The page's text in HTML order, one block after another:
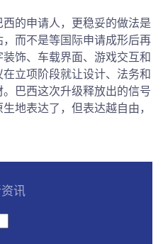
的申请人，更稳妥的做法是
而不是等国际申请成形后再
饰、车载界面、游戏交互和
立项阶段就让设计、法务和
巴西这次升级释放出的信号
地表达了，但表达越自由，
讯